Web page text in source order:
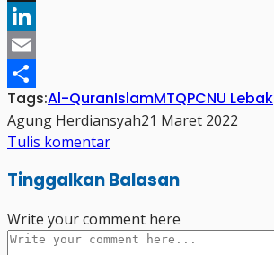
X
LinkedIn
Email
Share
Tags:Al-QuranIslamMTQPCNU Lebak
Agung Herdiansyah21 Maret 2022
Tulis komentar
Tinggalkan Balasan
Write your comment here